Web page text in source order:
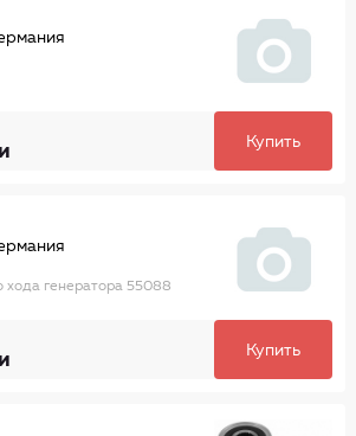
Купить
хода генератора 55088
Купить